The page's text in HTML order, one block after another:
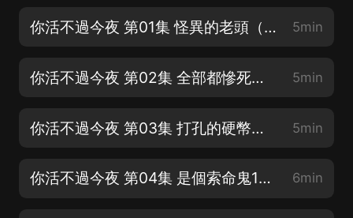
你活不過今夜 第01集 怪異的老頭（第一集留言可領紅包和vip） 5min
你活不過今夜 第02集 全部都慘死（第一集留言可領紅包和vip） 5min
你活不過今夜 第03集 打孔的硬幣（第一集留言可領紅包和vip） 5min
你活不過今夜 第04集 是個索命鬼1（第一集留言可領紅包和vip） 6min